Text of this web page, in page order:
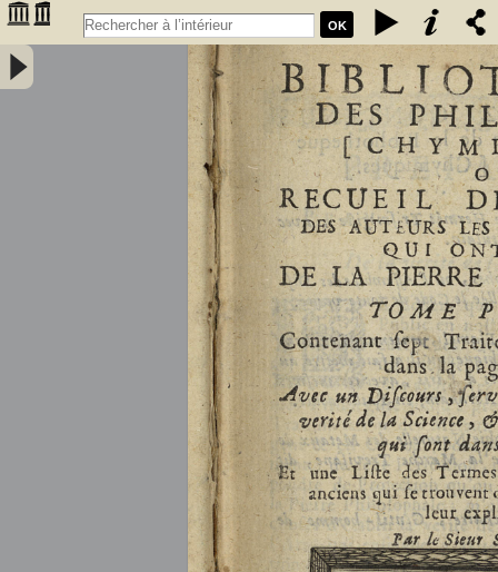
OK
Bibliothèque des philosophes [chymiques,] ou Recueil des oeuvres
des auteurs les plus approuvez qui ont écrit de la pierre philosophale.
Tome premier, contenant sept traitez... avec un discours, servant de
préface... et une liste des termes de l'art, & des mots anciens qui se
trouvent dans ces traitez... par le sieur S.D.E.M. - Salmon, William